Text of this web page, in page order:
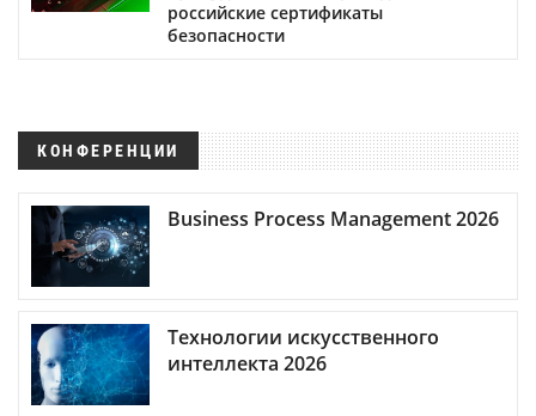
российские сертификаты
безопасности
КОНФЕРЕНЦИИ
Business Process Management 2026
Технологии искусственного
интеллекта 2026